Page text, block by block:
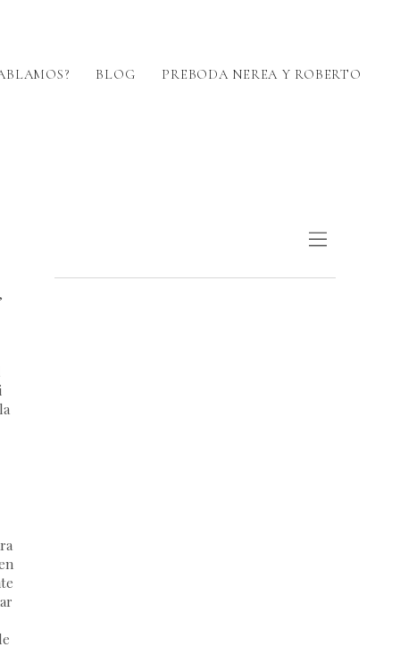
BLOG PREBODA NEREA Y ROBERTO